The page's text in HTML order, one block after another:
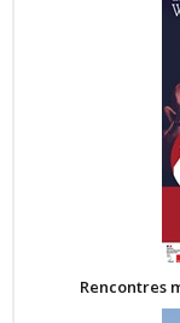
Rencontres